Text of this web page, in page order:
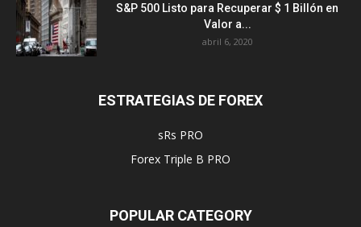
S&P 500 Listo para Recuperar $ 1 Billón en
Valor a...
abril 6, 2020
ESTRATEGIAS DE FOREX
sRs PRO
Forex Triple B PRO
POPULAR CATEGORY